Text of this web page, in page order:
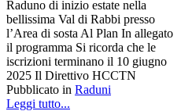
Raduno di inizio estate nella
bellissima Val di Rabbi presso
l’Area di sosta Al Plan In allegato
il programma Si ricorda che le
iscrizioni terminano il 10 giugno
2025 Il Direttivo HCCTN
Pubblicato in Raduni
Leggi tutto...